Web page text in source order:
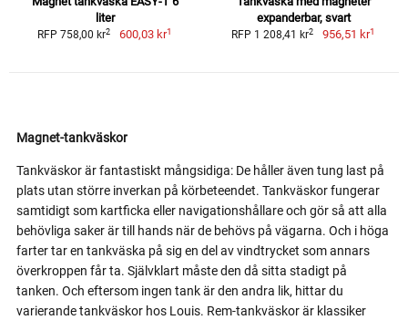
liter
RFP 758,00 kr2 600,03 kr1
expanderbar, svart
RFP 1 208,41 kr2 956,51 kr1
Magnet-tankväskor
Tankväskor är fantastiskt mångsidiga: De håller även tung last på
plats utan större inverkan på körbeteendet. Tankväskor fungerar
samtidigt som kartficka eller navigationshållare och gör så att alla
behövliga saker är till hands när de behövs på vägarna. Och i höga
farter tar en tankväska på sig en del av vindtrycket som annars
överkroppen får ta. Självklart måste den då sitta stadigt på
tanken. Och eftersom ingen tank är den andra lik, hittar du
varierande tankväskor hos Louis. Rem-tankväskor är klassiker